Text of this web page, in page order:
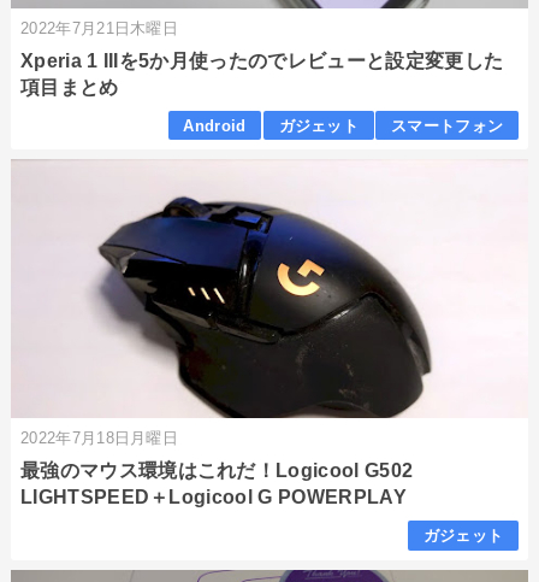
2022年7月21日木曜日
Xperia 1 IIIを5か月使ったのでレビューと設定変更した
項目まとめ
Android ガジェット スマートフォン
2022年7月18日月曜日
最強のマウス環境はこれだ！Logicool G502
LIGHTSPEED＋Logicool G POWERPLAY
ガジェット